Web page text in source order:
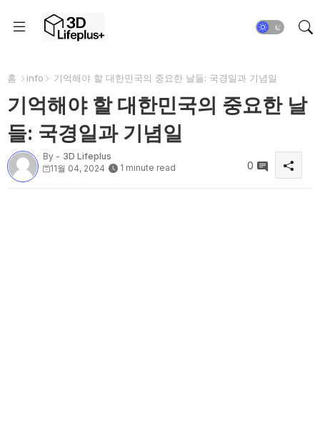
홈 info 기억해야 할 대한민국의 중요한 날들: 국경일과 기념일
기억해야 할 대한민국의 중요한 날
들: 국경일과 기념일
By - 3D Lifeplus
11월 04, 2024
1 minute read 0